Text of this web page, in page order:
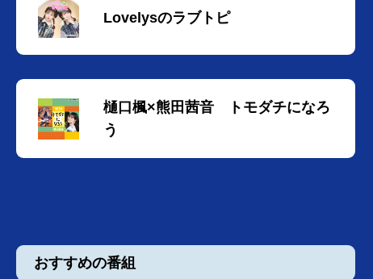
Lovelysのラブトピ
樋口楓×熊田茜音 トモダチになろ
う
おすすめの番組